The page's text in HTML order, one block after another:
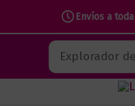
Envíos a
contenido
Buscar